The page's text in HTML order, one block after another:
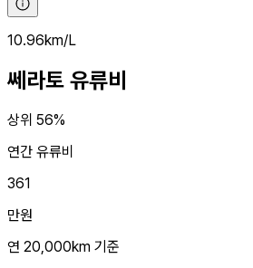
10.96km/L
쎄라토 유류비
상위 56%
연간 유류비
361
만원
연 20,000km 기준